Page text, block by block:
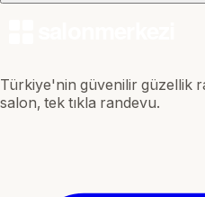
Türkiye'nin güvenilir güzellik
salon, tek tıkla randevu.